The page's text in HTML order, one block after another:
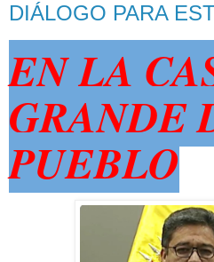
DIÁLOGO PARA
EN LA
GRANDE
PUEBLO